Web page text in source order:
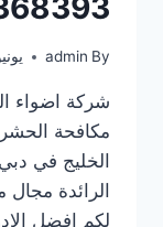
By
admin يونيو 30,
شركة اضواء
الخليج في
الرائدة
لكم افضل